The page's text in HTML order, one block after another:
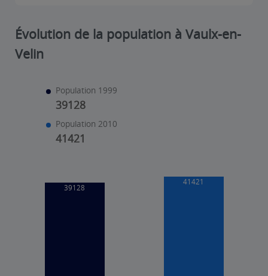
Évolution de la population à Vaulx-en-
Velin
Population 1999
39128
Population 2010
41421